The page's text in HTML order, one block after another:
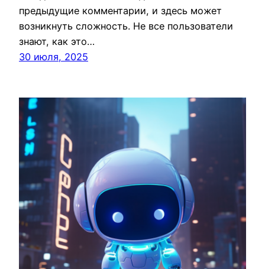
предыдущие комментарии, и здесь может
возникнуть сложность. Не все пользователи
знают, как это…
30 июля, 2025